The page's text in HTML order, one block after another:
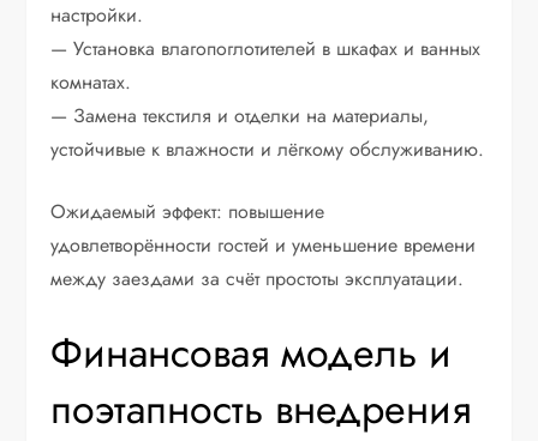
настройки.
— Установка влагопоглотителей в шкафах и ванных
комнатах.
— Замена текстиля и отделки на материалы,
устойчивые к влажности и лёгкому обслуживанию.
Ожидаемый эффект: повышение
удовлетворённости гостей и уменьшение времени
между заездами за счёт простоты эксплуатации.
Финансовая модель и
поэтапность внедрения